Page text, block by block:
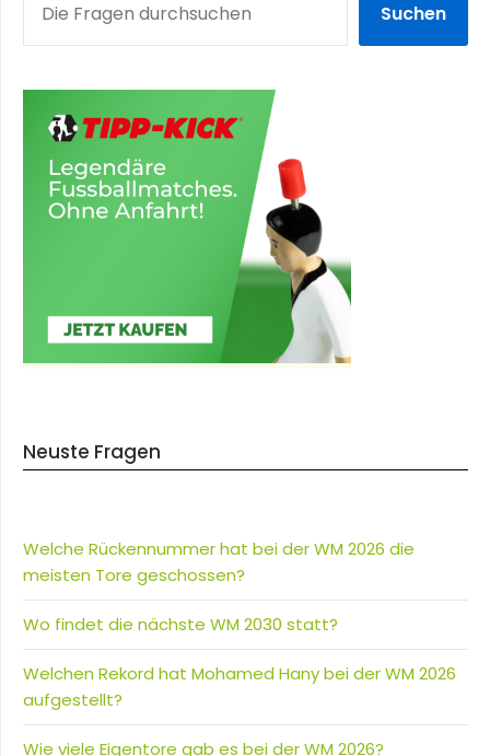
Suchen
Neuste Fragen
Welche Rückennummer hat bei der WM 2026 die
meisten Tore geschossen?
Wo findet die nächste WM 2030 statt?
Welchen Rekord hat Mohamed Hany bei der WM 2026
aufgestellt?
Wie viele Eigentore gab es bei der WM 2026?